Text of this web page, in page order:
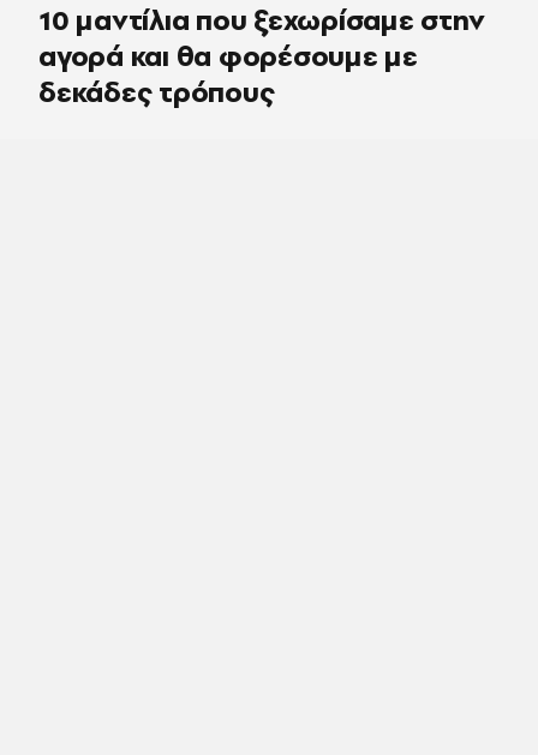
10 μαντίλια που ξεχωρίσαμε στην
αγορά και θα φορέσουμε με
δεκάδες τρόπους